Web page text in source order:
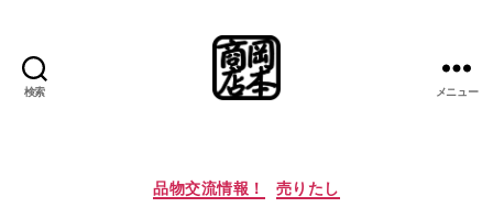
検索
店
メニュー
カ
品物交流情報！ 売りたし